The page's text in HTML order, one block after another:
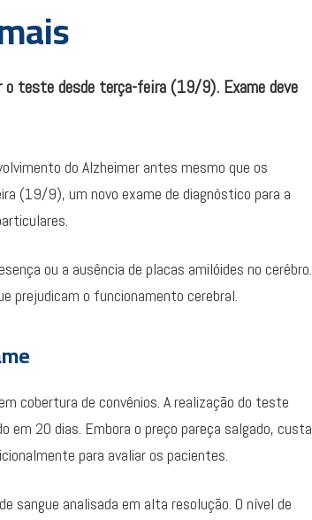
o teste desde terça-feira (19/9). Exame deve
do Alzheimer antes mesmo que os
(19/9), um novo exame de diagnóstico para a
ou a ausência de placas amilóides no cerébro.
prejudicam o funcionamento cerebral.
cobertura de convênios. A realização do teste
em 20 dias. Embora o preço pareça salgado, custa
para avaliar os pacientes.
sangue analisada em alta resolução. O nível de